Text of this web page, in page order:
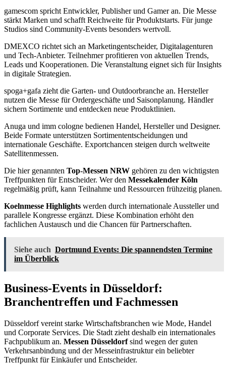
gamescom spricht Entwickler, Publisher und Gamer an. Die Messe
stärkt Marken und schafft Reichweite für Produktstarts. Für junge
Studios sind Community-Events besonders wertvoll.
DMEXCO richtet sich an Marketingentscheider, Digitalagenturen
und Tech-Anbieter. Teilnehmer profitieren von aktuellen Trends,
Leads und Kooperationen. Die Veranstaltung eignet sich für Insights
in digitale Strategien.
spoga+gafa zieht die Garten- und Outdoorbranche an. Hersteller
nutzen die Messe für Ordergeschäfte und Saisonplanung. Händler
sichern Sortimente und entdecken neue Produktlinien.
Anuga und imm cologne bedienen Handel, Hersteller und Designer.
Beide Formate unterstützen Sortimententscheidungen und
internationale Geschäfte. Exportchancen steigen durch weltweite
Satellitenmessen.
Die hier genannten Top-Messen NRW gehören zu den wichtigsten
Treffpunkten für Entscheider. Wer den Messekalender Köln
regelmäßig prüft, kann Teilnahme und Ressourcen frühzeitig planen.
Koelnmesse Highlights werden durch internationale Aussteller und
parallele Kongresse ergänzt. Diese Kombination erhöht den
fachlichen Austausch und die Chancen für Partnerschaften.
Siehe auch Dortmund Events: Die spannendsten Termine
im Überblick
Business-Events in Düsseldorf:
Branchentreffen und Fachmessen
Düsseldorf vereint starke Wirtschaftsbranchen wie Mode, Handel
und Corporate Services. Die Stadt zieht deshalb ein internationales
Fachpublikum an. Messen Düsseldorfsind wegen der guten
Verkehrsanbindung und der Messeinfrastruktur ein beliebter
Treffpunkt für Einkäufer und Entscheider.